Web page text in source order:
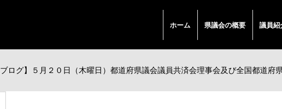
ホーム 県議会の概要 議員紹
ブログ】５月２０日（木曜日）都道府県議会議員共済会理事会及び全国都道